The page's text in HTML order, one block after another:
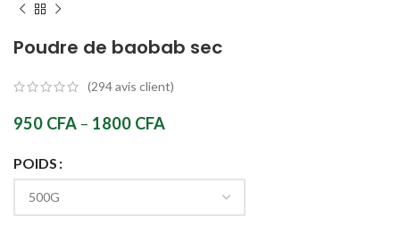
Poudre de baobab sec
(294avis client)
950 CFA – 1800 CFA
POIDS